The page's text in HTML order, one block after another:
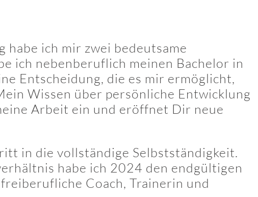
ich mir zwei bedeutsame
ich nebenberuflich meinen Bachelor in
Entscheidung, die es mir ermöglicht,
Wissen über persönliche Entwicklung
Arbeit ein und eröffnet Dir neue
in die vollständige Selbstständigkeit.
habe ich 2024 den endgültigen
Coach, Trainerin und